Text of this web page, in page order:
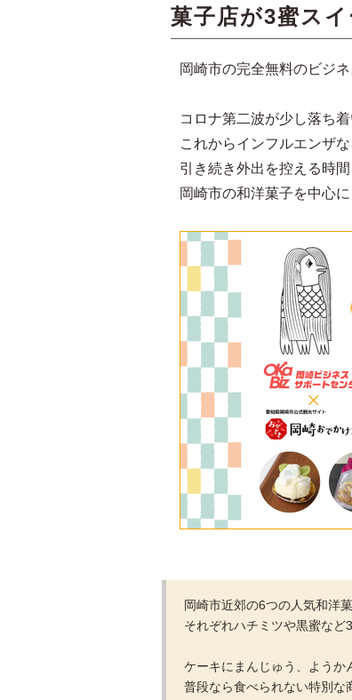
菓子店が3蜜ス
岡崎市の完全無料のビジ
コロナ第二波が少し落ち
これからインフルエンザ
引き続き外出を控える時
岡崎市の和洋菓子を中心
岡崎市近郊の6つの人気和洋
それぞれハチミツや黒蜜など
ケーキにまんじゅう、ようか
普段なら食べられない特別な